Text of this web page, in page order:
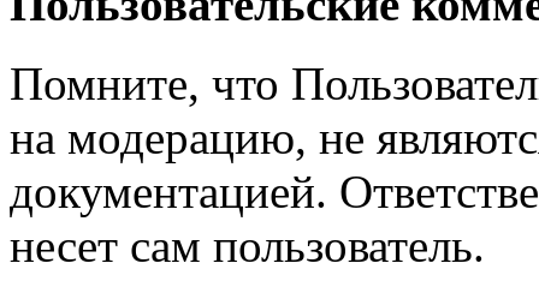
Помните, что
на модерацию, не
документацией.
несет сам пользователь.